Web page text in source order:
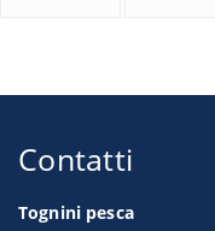
Contatti
Tognini pesca